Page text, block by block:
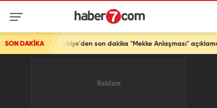
SON DAKİKA
Türkiye'den son dakika "Mekke Anlaşması" açıklaması